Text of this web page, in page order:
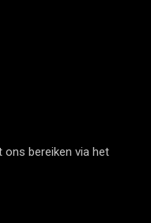
ons bereiken via het